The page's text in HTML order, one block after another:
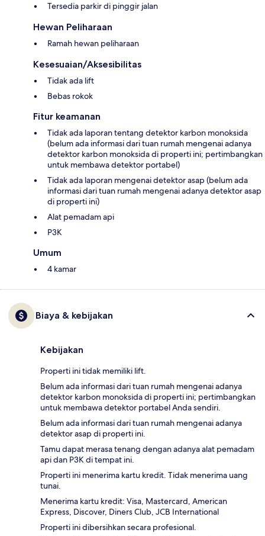
Tersedia parkir di pinggir jalan
Hewan Peliharaan
Ramah hewan peliharaan
Kesesuaian/Aksesibilitas
Tidak ada lift
Bebas rokok
Fitur keamanan
Tidak ada laporan tentang detektor karbon monoksida
(belum ada informasi dari tuan rumah mengenai adanya
detektor karbon monoksida di properti ini; pertimbangkan
untuk membawa detektor portabel)
Tidak ada laporan mengenai detektor asap (belum ada
informasi dari tuan rumah mengenai adanya detektor asap
di properti ini)
Alat pemadam api
P3K
Umum
4 kamar
Biaya & kebijakan
Kebijakan
Properti ini tidak memiliki lift.
Belum ada informasi dari tuan rumah mengenai adanya
detektor karbon monoksida di properti ini; pertimbangkan
untuk membawa detektor portabel Anda sendiri.
Belum ada informasi dari tuan rumah mengenai adanya
detektor asap di properti ini.
Tamu dapat merasa tenang dengan adanya alat pemadam
api dan P3K di tempat ini.
Properti ini menerima kartu kredit. Tidak menerima uang
tunai.
Menerima kartu kredit: Visa, Mastercard, American
Express, Discover, Diners Club, JCB International
Properti ini dibersihkan secara profesional.